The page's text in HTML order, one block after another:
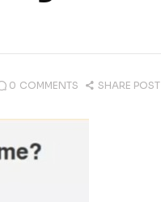
0 COMMENTS SHARE POST